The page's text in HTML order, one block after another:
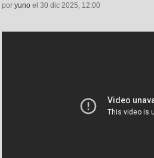
por yuno el 30 dic 2025, 12:00